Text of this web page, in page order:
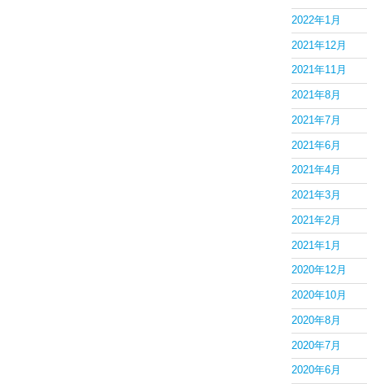
2022年1月
2021年12月
2021年11月
2021年8月
2021年7月
2021年6月
2021年4月
2021年3月
2021年2月
2021年1月
2020年12月
2020年10月
2020年8月
2020年7月
2020年6月